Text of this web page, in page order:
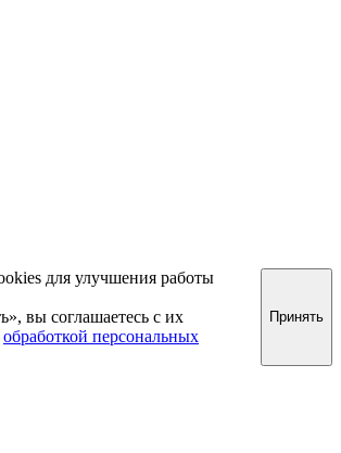
для улучшения работы
вы соглашаетесь с их
обработкой персональных
Принять